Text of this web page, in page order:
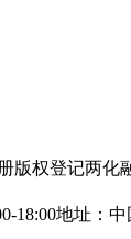
版权登记两化
18:00地址：中